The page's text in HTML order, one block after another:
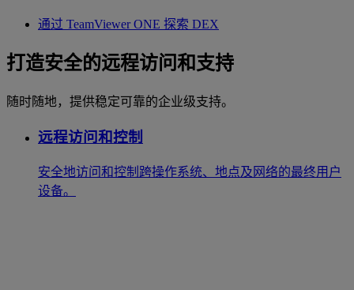
通过 TeamViewer ONE 探索 DEX
打造安全的远程访问和支持
随时随地，提供稳定可靠的企业级支持。
远程访问和控制
安全地访问和控制跨操作系统、地点及网络的最终用户
设备。